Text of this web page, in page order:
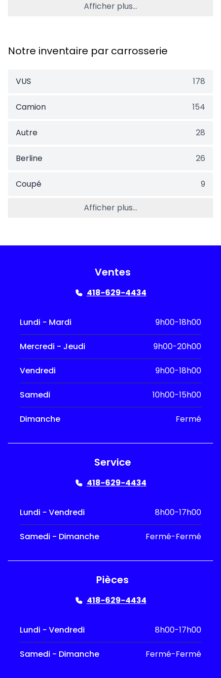
Afficher plus...
Notre inventaire par carrosserie
VUS 178
Camion 154
Autre 28
Berline 26
Coupé 9
Afficher plus...
Ventes
418-629-4434
Lundi - Mardi 9h00-18h00
Mercredi - Jeudi 9h00-20h00
Vendredi 9h00-18h00
Samedi 10h00-15h00
Dimanche Fermé
Service
418-629-4434
Lundi - Vendredi 8h00-17h00
Samedi - Dimanche Fermé-Fermé
Pièces
418-629-4434
Lundi - Vendredi 8h00-17h00
Samedi - Dimanche Fermé-Fermé